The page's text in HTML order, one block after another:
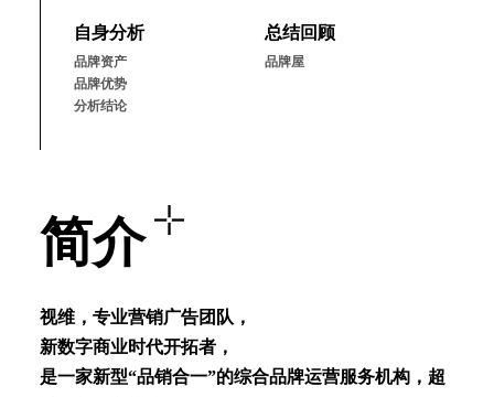
⾃⾝分析
品牌资产
品牌优势
分析结论
总结回顾
品牌屋
简介
视维，专业营销⼴告团队，
新数字商业时代开拓者，
是⼀家新型“品销合⼀”的综合品牌运营服务机构，超